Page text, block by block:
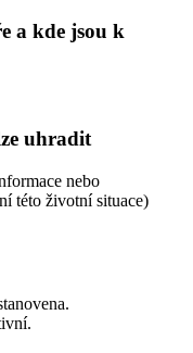
a kde jsou k
uhradit
nebo
této životní situace)